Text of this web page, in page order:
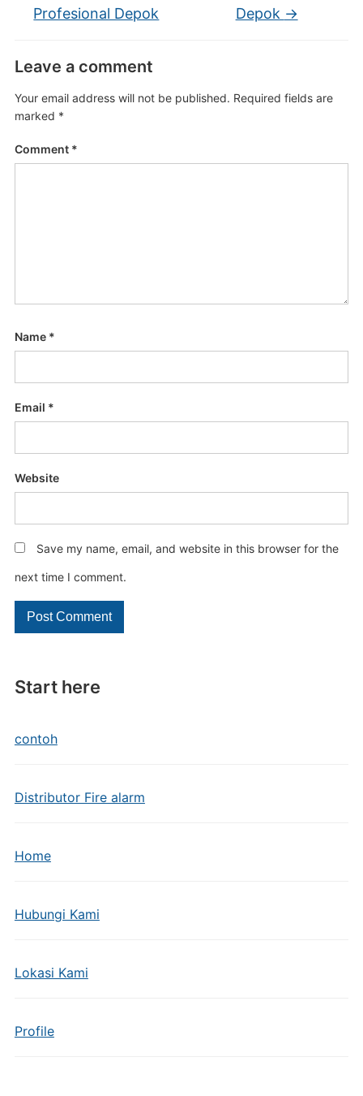
Start here
contoh
Distributor Fire alarm
Home
Hubungi Kami
Lokasi Kami
Profile
Profesional Depok
Depok →
Leave a comment
Your email address will not be published. Required fields are
marked *
Comment *
Name *
Email *
Website
Save my name, email, and website in this browser for the
next time I comment.